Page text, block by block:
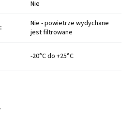
Nie
:
Nie - powietrze wydychane
jest filtrowane
-20°C do +25°C